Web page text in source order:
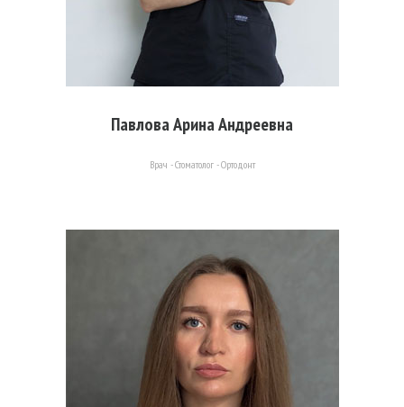
Павлова Арина Андреевна
Врач - Стоматолог - Ортодонт